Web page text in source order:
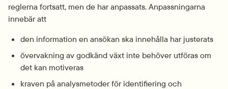
reglerna fortsatt, men de har anpassats. Anpassningarna
innebär att
den information en ansökan ska innehålla har justerats
övervakning av godkänd växt inte behöver utföras om
det kan motiveras
kraven på analysmetoder för identifiering och